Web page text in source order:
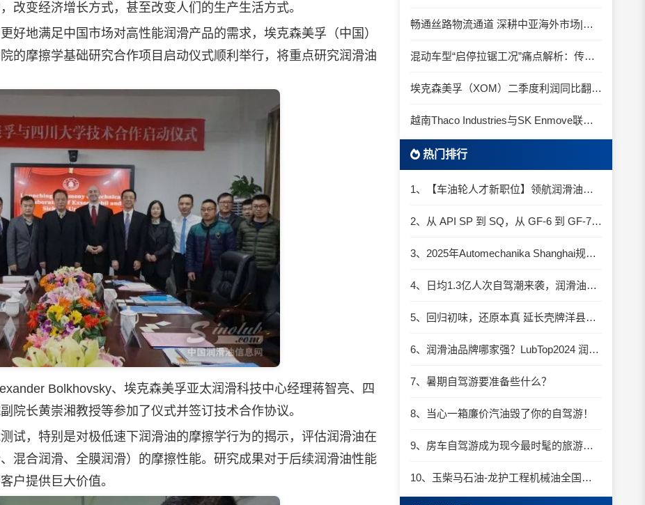
改变经济增长方式，甚至改变人们的生产生活方式。
好地满足中国市场对高性能润滑产品的需求，埃克森美孚（中国）
的摩擦学基础研究合作项目启动仪式顺利举行，将重点研究润滑油
Bolkhovsky、埃克森美孚亚太润滑科技中心经理蒋智亮、四
院长黄崇湘教授等参加了仪式并签订技术合作协议。
试，特别是对极低速下润滑油的摩擦学行为的揭示，评估润滑油在
混合润滑、全膜润滑）的摩擦性能。研究成果对于后续润滑油性能
户提供巨大价值。
畅通丝路物流通道 深耕中亚海外市场|中国石化SINOPEC润滑油北京-阿拉木图图定班列顺利抵达
混动车型“启停拉锯工况”痛点解析：传统机油为何频繁出现油泥堆积？
埃克森美孚（XOM）二季度利润同比翻倍 创2022年以来新高
越南Thaco Industries与SK Enmove联手合作润滑油
热门排行
1、【车油轮人才新职位】领航润滑油优质职位招聘
2、从 API SP 到 SQ，从 GF-6 到 GF-7：润滑油技术壁垒再升高，你准备好了吗？
3、2025年Automechanika Shanghai规模再度扩大：首次启用国家会展中心（上海）全部15个展馆
4、日均1.3亿人次自驾潮来袭，润滑油行业解锁增长新密码​
5、回归初味，还原本真 延长壳牌洋县踏春自驾游
6、润滑油品牌哪家强？LubTop2024 润滑油总评榜荣耀张榜
7、暑期自驾游要准备些什么？
8、当心一箱廉价汽油毁了你的自驾游！
9、房车自驾游成为现今最时髦的旅游方式
10、玉柴马石油-龙护工程机械油全国招商丨卓越的品质，专业的品牌！